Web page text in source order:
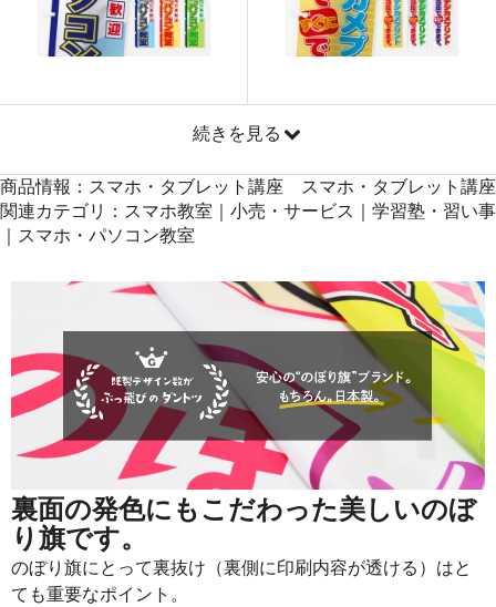
48 871 41808
50 868
43400
続きを見る
商品情報：スマホ・タブレット講座 スマホ・タブレット講座
関連カテゴリ：スマホ教室｜小売・サービス｜学習塾・習い事
｜スマホ・パソコン教室
裏面の発色にもこだわった美しいのぼ
り旗です。
のぼり旗にとって裏抜け（裏側に印刷内容が透ける）はと
ても重要なポイント。